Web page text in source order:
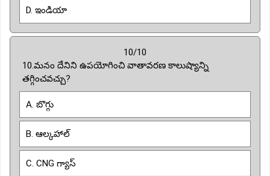
D. ఇండియా
10/10
10.మనం దేనిని ఉపయోగించి వాతావరణ కాలుష్యాన్ని
తగ్గించవచ్చు?
A. బొగ్గు
B. ఆల్కహాల్
C. CNG గ్యాస్